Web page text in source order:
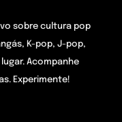
sobre cultura pop
K-pop, J-pop,
Acompanhe
Experimente!